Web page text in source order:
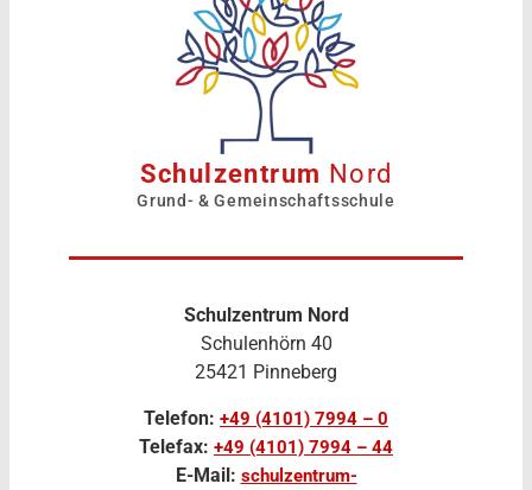
Schulzentrum Nord
Grund- & Gemeinschaftsschule
Schulzentrum Nord
Schulenhörn 40
25421 Pinneberg
Telefon: +49 (4101) 7994 – 0
Telefax: +49 (4101) 7994 – 44
E-Mail: schulzentrum-